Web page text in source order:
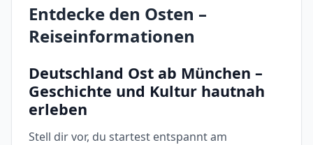
Entdecke den Osten –
Reiseinformationen
Deutschland Ost ab München –
Geschichte und Kultur hautnah
erleben
Stell dir vor, du startest entspannt am